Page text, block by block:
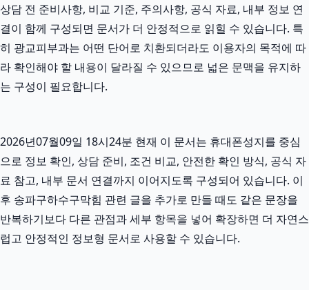
상담 전 준비사항, 비교 기준, 주의사항, 공식 자료, 내부 정보 연
결이 함께 구성되면 문서가 더 안정적으로 읽힐 수 있습니다. 특
히 광교피부과는 어떤 단어로 치환되더라도 이용자의 목적에 따
라 확인해야 할 내용이 달라질 수 있으므로 넓은 문맥을 유지하
는 구성이 필요합니다.
2026년07월09일 18시24분 현재 이 문서는 휴대폰성지를 중심
으로 정보 확인, 상담 준비, 조건 비교, 안전한 확인 방식, 공식 자
료 참고, 내부 문서 연결까지 이어지도록 구성되어 있습니다. 이
후 송파구하수구막힘 관련 글을 추가로 만들 때도 같은 문장을
반복하기보다 다른 관점과 세부 항목을 넣어 확장하면 더 자연스
럽고 안정적인 정보형 문서로 사용할 수 있습니다.